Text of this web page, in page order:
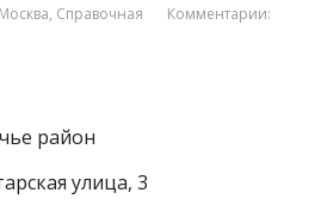
Москва, Справочная
Комментарии:
район
улица, 3